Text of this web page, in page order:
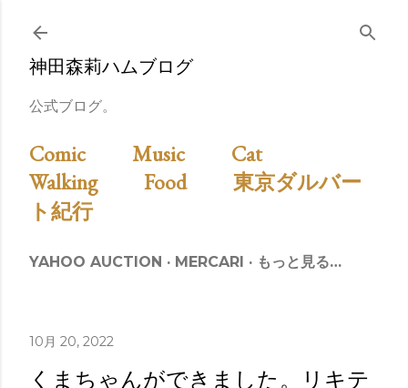
スキップしてメイン コンテンツに移動
神田森莉ハムブログ
公式ブログ。
Comic Music
Cat
Walking
Food
東京ダルバー
ト紀行
YAHOO AUCTION MERCARI もっと見る…
10月 20, 2022
くまちゃんができました。リキテ